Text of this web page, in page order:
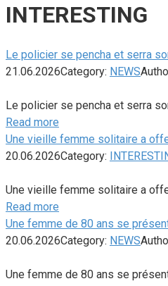
INTERESTING
Le policier se pencha et serra
21.06.2026Category: NEWS
Le policier se pencha et serra
Read more
Une vieille femme solitaire a
20.06.2026Category:
Une vieille femme solitaire a
Read more
Une femme de 80 ans se
20.06.2026Category: NEWS
Une femme de 80 ans se